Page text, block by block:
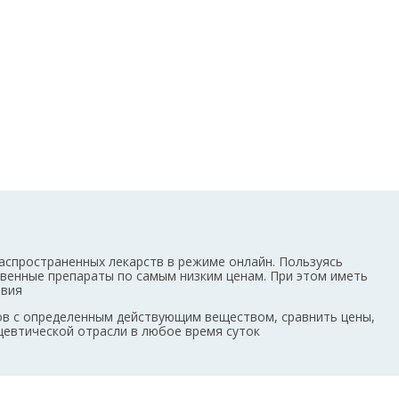
лекарств в режиме онлайн. Пользуясь
препараты по самым низким ценам. При этом иметь
с определенным действующим веществом, сравнить цены,
отрасли в любое время суток